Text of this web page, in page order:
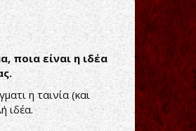
ποια είναι η ιδέα
η ταινία (και
ιδέα.